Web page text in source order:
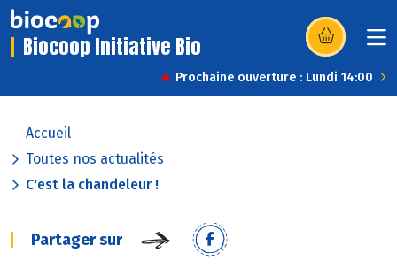
Biocoop Initiative Bio (s’ouvre dans
Prochaine ouverture : Lundi 14:00
Accueil
Toutes nos actualités
C'est la chandeleur !
Partager sur